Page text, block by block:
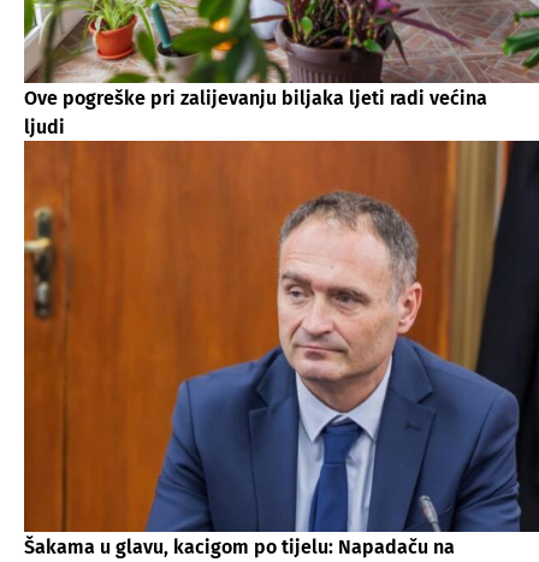
Ove pogreške pri zalijevanju biljaka ljeti radi većina
ljudi
Šakama u glavu, kacigom po tijelu: Napadaču na